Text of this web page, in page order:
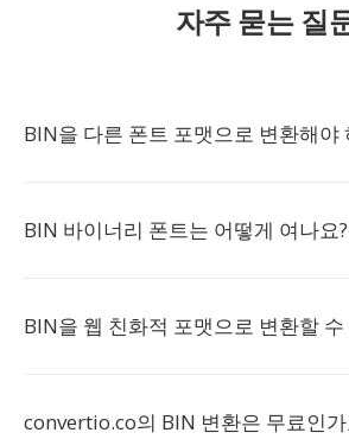
자주 묻는 질
BIN을 다른 폰트 포맷으로 변환해야
BIN 바이너리 폰트는 어떻게 여나요?
BIN을 웹 친화적 포맷으로 변환할 수
convertio.co의 BIN 변환은 무료인가